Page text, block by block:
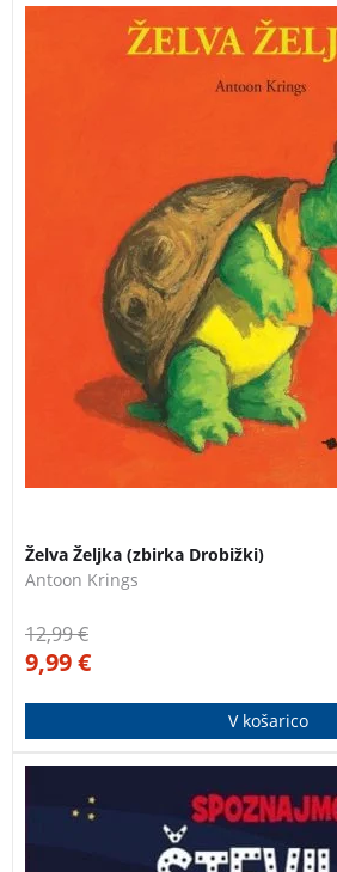
Želva Željka je triindvajseta knjiga
zbirke Drobižki. Drobižki nastopajo
Vrtne prigode, ki se predvaja na
Želva Željka (zbirka Drobižki)
Antoon Krings
12,99€
9,99€
V košarico
Privlačna slikanica, ki vabi otroke na
vlakom in odkrivanje števil.